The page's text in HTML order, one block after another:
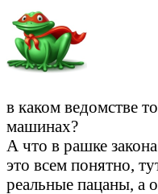
в каком ведомстве
машинах?
А что в рашке
это всем понятно,
реальные пацаны, а